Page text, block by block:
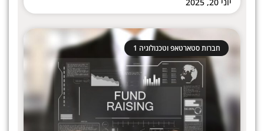
יוני 20, 2025
חברות סטארטאפ וטכנולוגיה 1